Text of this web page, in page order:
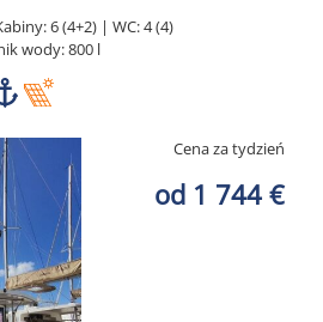
6 (4+2) | WC: 4 (4)
wody: 800 l
Cena za tydzień
od 1 744 €